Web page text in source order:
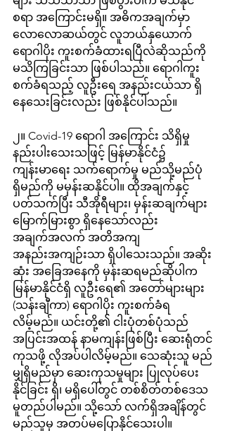
စရာ အကြောင်းမရှိ။ အဓိကအချက်မှာ
လောလောဆယ်တွင် လူဘယ်နှယောက်
ရောဂါပိုး ကူးစက်ခံထားရပြီလဲဆိုသည်ကို
မသိကြခြင်းသာ ဖြစ်ပါသည်။ ရောဂါကူး
စက်ခံရသည့် လူဦးရေ အနည်းငယ်သာ ရှိ
နေသေးခြင်းလည်း ဖြစ်နိုင်ပါသည်။
၂။ Covid-19 ရောဂါ အကြောင်း သိရှိမှု
နည်းပါးသေးသဖြင့် မြန်မာနိုင်ငံ၌
ကျန်းမာရေး သက်ရောက်မှု မည်သို့မည်ပုံ
ရှိမည်ကို မမှန်းဆနိုင်ပါ။ ထိုအချက်နှင့်
ပတ်သက်ပြီး သီအိုရီများ၊ မှန်းဆချက်များ
မြောက်မြားစွာ ရှိနေသော်လည်း
အချက်အလက် အတိအကျ
အနည်းအကျဉ်းသာ ရှိပါသေးသည်။ အဆိုး
ဆုံး အခြေအနေကို မှန်းဆရမည်ဆိုပါက
မြန်မာနိုင်ငံရှိ လူဦးရေ၏ အတော်များများ
(သန်းချီကာ) ရောဂါပိုး ကူးစက်ခံရ
လိမ့်မည်။ ယင်းတို့၏ ငါးပုံတစ်ပုံသည်
အပြင်းအထန် နာမကျန်းဖြစ်ပြီး ဆေးရုံတင်
ကုသဖို့ လိုအပ်ပါလိမ့်မည်။ သေဆုံးသူ မည်
မျှရှိမည်မှာ ဆေးကုသမှုများ ပြုလုပ်ပေး
နိုင်ခြင်း ရှိ၊ မရှိပေါ်တွင် တစ်စိတ်တစ်ဒေသ
မူတည်ပါမည်။ သို့သော် လက်ရှိအချိန်တွင်
မည်သူမှ အတပ်မပြောနိုင်သေးပါ။